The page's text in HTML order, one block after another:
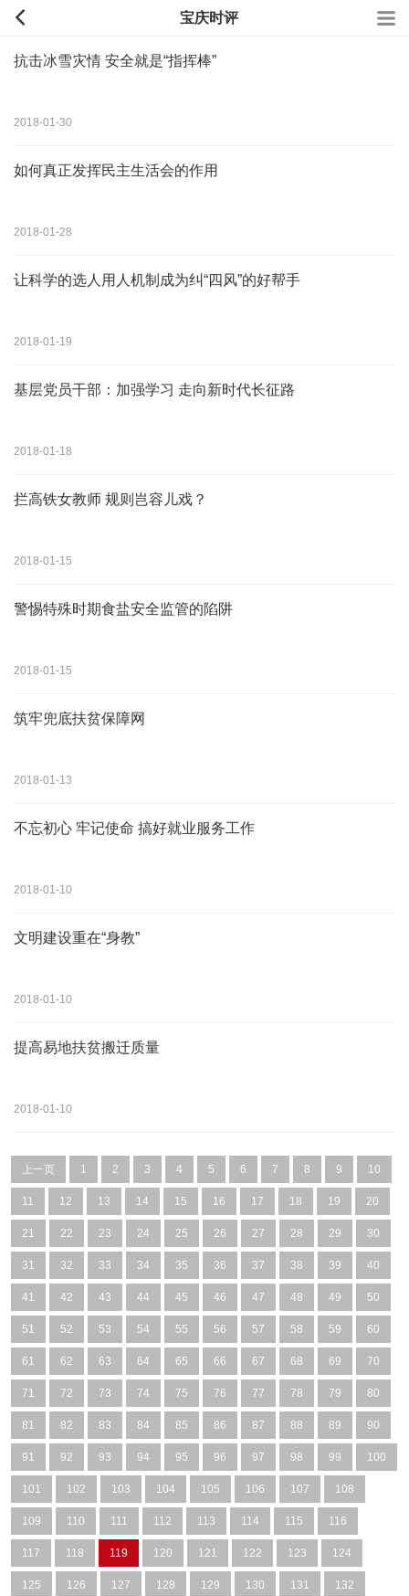
宝庆时评
抗击冰雪灾情 安全就是“指挥棒”
2018-01-30
如何真正发挥民主生活会的作用
2018-01-28
让科学的选人用人机制成为纠“四风”的好帮手
2018-01-19
基层党员干部：加强学习 走向新时代长征路
2018-01-18
拦高铁女教师 规则岂容儿戏？
2018-01-15
警惕特殊时期食盐安全监管的陷阱
2018-01-15
​筑牢兜底扶贫保障网
2018-01-13
不忘初心 牢记使命 搞好就业服务工作
2018-01-10
文明建设重在“身教”
2018-01-10
​提高易地扶贫搬迁质量
2018-01-10
上一页 1 2 3 4 5 6 7 8 9 10
11 12 13 14 15 16 17 18 19 20
21 22 23 24 25 26 27 28 29 30
31 32 33 34 35 36 37 38 39 40
41 42 43 44 45 46 47 48 49 50
51 52 53 54 55 56 57 58 59 60
61 62 63 64 65 66 67 68 69 70
71 72 73 74 75 76 77 78 79 80
81 82 83 84 85 86 87 88 89 90
91 92 93 94 95 96 97 98 99 100
101 102 103 104 105 106 107 108
109 110 111 112 113 114 115 116
117 118 119 120 121 122 123 124
125 126 127 128 129 130 131 132